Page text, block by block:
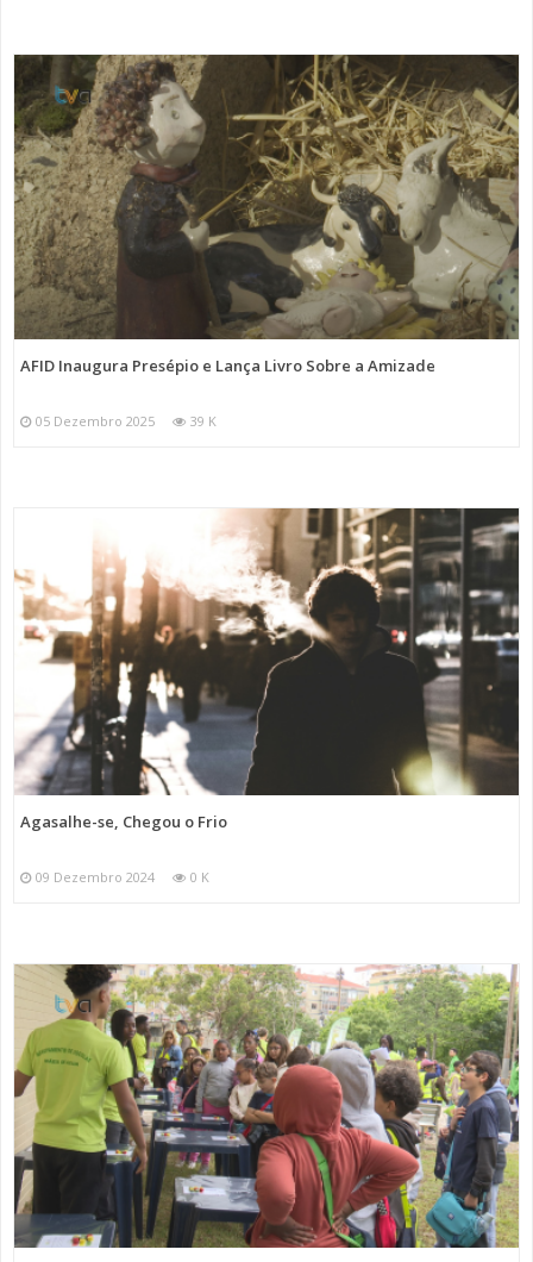
AFID Inaugura Presépio e Lança Livro Sobre a Amizade
05 Dezembro 2025 39 K
Agasalhe-se, Chegou o Frio
09 Dezembro 2024 0 K